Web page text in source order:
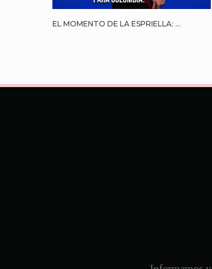
EL MOMENTO DE LA ESPRIELLA: ...